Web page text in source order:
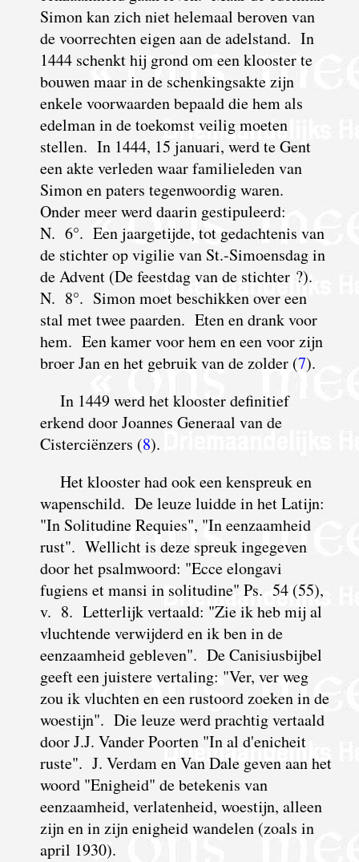
Simon kan zich niet helemaal beroven van
de voorrechten eigen aan de adelstand. In
1444 schenkt hij grond om een klooster te
bouwen maar in de schenkingsakte zijn
enkele voorwaarden bepaald die hem als
edelman in de toekomst veilig moeten
stellen. In 1444, 15 januari, werd te Gent
een akte verleden waar familieleden van
Simon en paters tegenwoordig waren.
Onder meer werd daarin gestipuleerd:
N. 6°. Een jaargetijde, tot gedachtenis van
de stichter op vigilie van St.-Simoensdag in
de Advent (De feestdag van de stichter ?).
N. 8°. Simon moet beschikken over een
stal met twee paarden. Eten en drank voor
hem. Een kamer voor hem en een voor zijn
broer Jan en het gebruik van de zolder (7).
In 1449 werd het klooster definitief
erkend door Joannes Generaal van de
Cisterciënzers (8).
Het klooster had ook een kenspreuk en
wapenschild. De leuze luidde in het Latijn:
"In Solitudine Requies", "In eenzaamheid
rust". Wellicht is deze spreuk ingegeven
door het psalmwoord: "Ecce elongavi
fugiens et mansi in solitudine" Ps. 54 (55),
v. 8. Letterlijk vertaald: "Zie ik heb mij al
vluchtende verwijderd en ik ben in de
eenzaamheid gebleven". De Canisiusbijbel
geeft een juistere vertaling: "Ver, ver weg
zou ik vluchten en een rustoord zoeken in de
woestijn". Die leuze werd prachtig vertaald
door J.J. Vander Poorten "In al d'enicheit
ruste". J. Verdam en Van Dale geven aan het
woord "Enigheid" de betekenis van
eenzaamheid, verlatenheid, woestijn, alleen
zijn en in zijn enigheid wandelen (zoals in
april 1930).